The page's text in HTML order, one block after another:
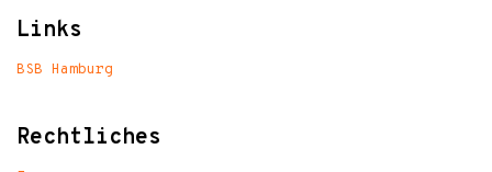
Links
BSB Hamburg
Rechtliches